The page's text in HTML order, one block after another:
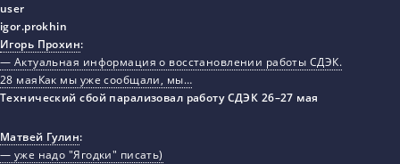
Игорь Прохин:
— Актуальная информация о восстановлении работы СДЭК.
28 маяКак мы уже сообщали, мы…
Технический сбой парализовал работу СДЭК 26–27 мая
Матвей Гулин:
— уже надо "Ягодки" писать)